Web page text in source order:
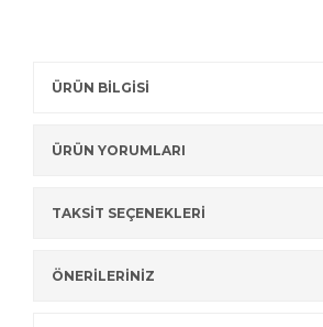
ÜRÜN BİLGİSİ
ÜRÜN YORUMLARI
TAKSİT SEÇENEKLERİ
ÖNERİLERİNİZ